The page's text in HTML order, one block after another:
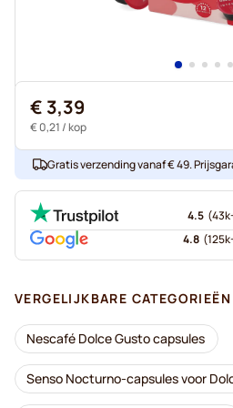
€ 3,39
€ 0,21 / kop
Gratis verzending vanaf € 49.
4.5 (
4.8 (
VERGELIJKBARE CATEGORIEËN
Nescafé Dolce Gusto capsules
Senso Nocturno-capsules voor